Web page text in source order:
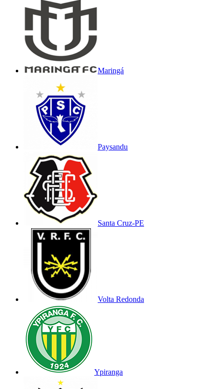
Maringá
Paysandu
Santa Cruz-PE
Volta Redonda
Ypiranga